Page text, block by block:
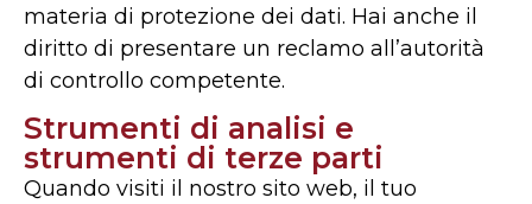
materia di protezione dei dati. Hai anche il
diritto di presentare un reclamo all’autorità
di controllo competente.
Strumenti di analisi e
strumenti di terze parti
Quando visiti il nostro sito web, il tuo